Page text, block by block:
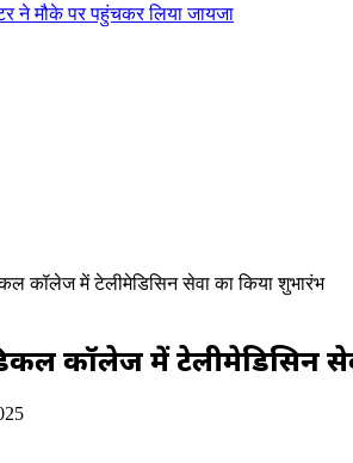
ने मौके पर पहुंचकर लिया जायजा
कॉलेज में टेलीमेडिसिन सेवा का किया शुभारंभ
कॉलेज में टेलीमेडिसिन